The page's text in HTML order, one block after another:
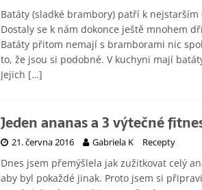
Batáty (sladké brambory) patří k
Dostaly se k nám dokonce ještě mnohem
Batáty přitom nemají s bramborami nic
to, že jsou si podobné. V kuchyni mají
Jejich […]
Jeden ananas a 3 výtečné
21. června 2016 Gabriela K Recepty
Dnes jsem přemýšlela jak zužitkovat celý
aby byl pokaždé jinak. Proto jsem si